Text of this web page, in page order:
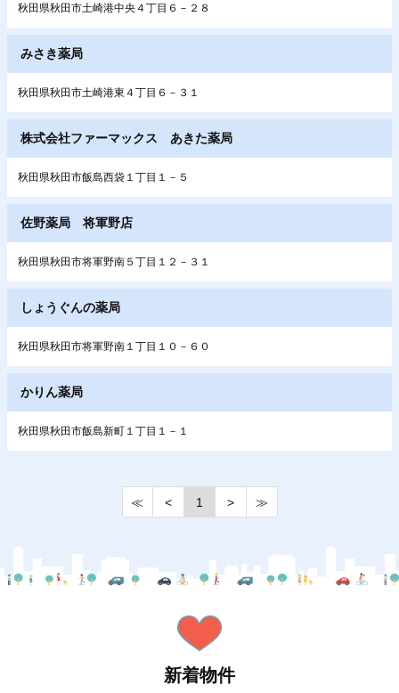
秋田県秋田市土崎港中央４丁目６－２８
みさき薬局
秋田県秋田市土崎港東４丁目６－３１
株式会社ファーマックス あきた薬局
秋田県秋田市飯島西袋１丁目１－５
佐野薬局 将軍野店
秋田県秋田市将軍野南５丁目１２－３１
しょうぐんの薬局
秋田県秋田市将軍野南１丁目１０－６０
かりん薬局
秋田県秋田市飯島新町１丁目１－１
≪ < 1 > ≫
新着物件